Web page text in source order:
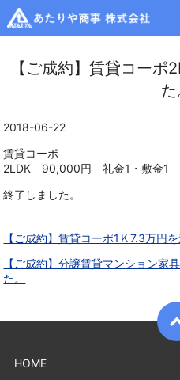
【ご成約】賃貸コーポ
た
2018-06-22
賃貸コーポ
2LDK 90,000円 礼金1・敷金1
終了しました。
【ご成約】賃貸コーポ1Ｋ7.3万円
【ご成約】分譲賃貸マンション家
た。
HOME